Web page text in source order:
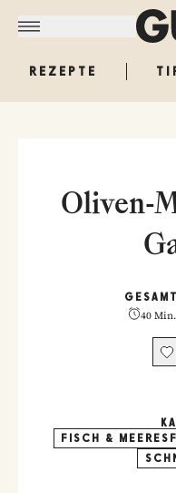
REZEPTE
Oliven-
GESAMT
40 Min.
FISCH &